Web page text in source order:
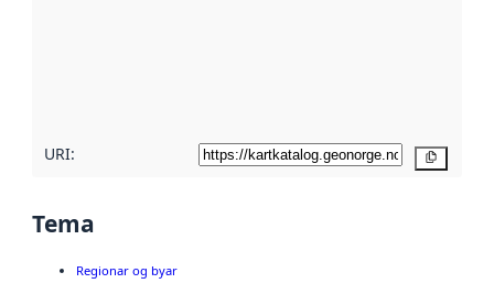
URI:
Tema
Regionar og byar